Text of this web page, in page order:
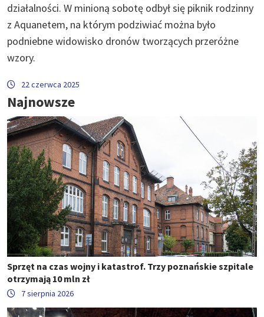
działalności. W minioną sobotę odbył się piknik rodzinny
z Aquanetem, na którym podziwiać można było
podniebne widowisko dronów tworzących przeróżne
wzory.
22 czerwca 2025
Najnowsze
Sprzęt na czas wojny i katastrof. Trzy poznańskie szpitale
otrzymają 10 mln zł
7 sierpnia 2026